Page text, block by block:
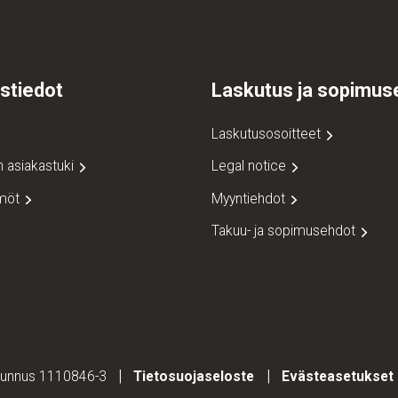
asiakastuki
Laskutus ja
Laskutusosoitteet
Legal notice
Myyntiehdot
Takuu- ja sopimusehdot
1110846-3 Tietosuojaseloste Evästeasetukset